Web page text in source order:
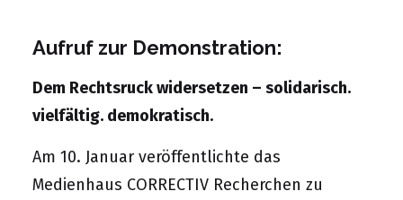
Aufruf zur Demonstration:
Dem Rechtsruck widersetzen – solidarisch.
vielfältig. demokratisch.
Am 10. Januar veröffentlichte das
Medienhaus CORRECTIV Recherchen zu